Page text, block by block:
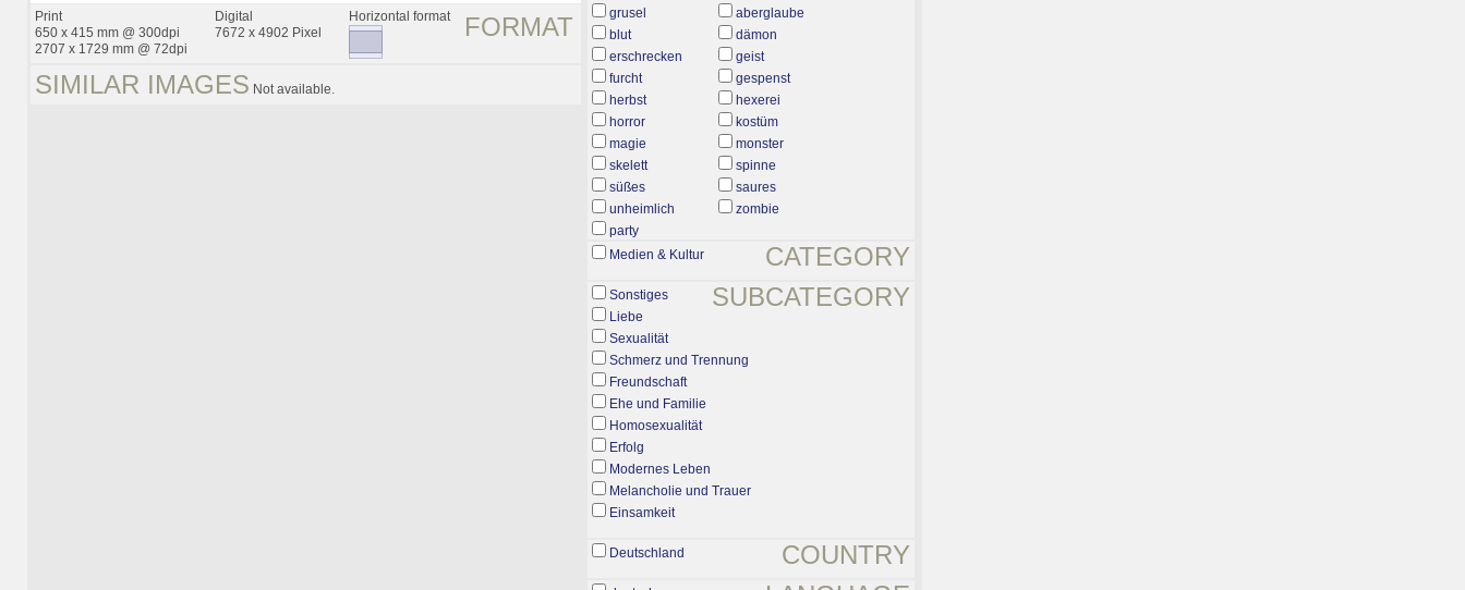
FORMAT
Print
650 x 415 mm @ 300dpi
2707 x 1729 mm @ 72dpi
Digital
7672 x 4902 Pixel
Horizontal format
SIMILAR IMAGES Not available.
grusel
aberglaube
blut
dämon
erschrecken
geist
furcht
gespenst
herbst
hexerei
horror
kostüm
magie
monster
skelett
spinne
süßes
saures
unheimlich
zombie
party
CATEGORY
Medien & Kultur
SUBCATEGORY
Sonstiges
Liebe
Sexualität
Schmerz und Trennung
Freundschaft
Ehe und Familie
Homosexualität
Erfolg
Modernes Leben
Melancholie und Trauer
Einsamkeit
COUNTRY
Deutschland